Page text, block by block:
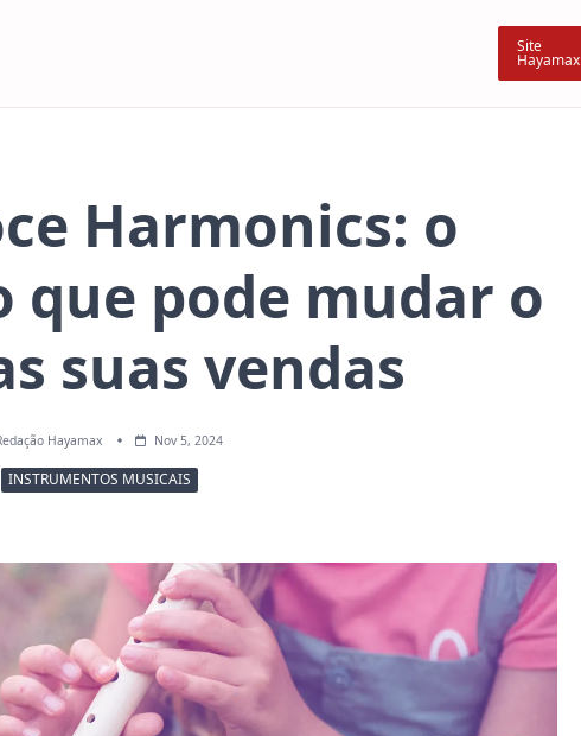
Site
Hayamax
Harmonics: o
pode mudar o
suas vendas
Hayamax Nov 5, 2024
INSTRUMENTOS MUSICAIS